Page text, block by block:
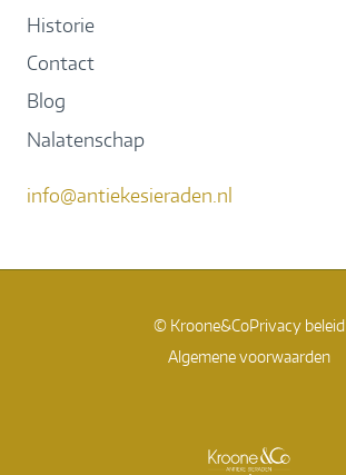
Historie
Contact
Blog
Nalatenschap
info@antiekesieraden.nl
© Kroone&CoPrivacy beleid
Algemene voorwaarden